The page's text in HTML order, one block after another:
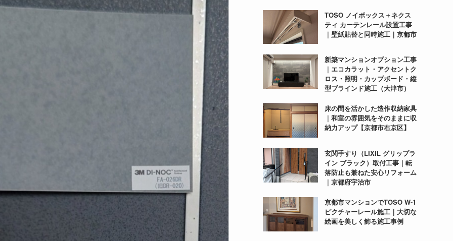
TOSO ノイボックス＋ネクス
ティ カーテンレール設置工事
｜壁紙貼替と同時施工｜京都市
新築マンションオプション工事
｜エコカラット・アクセントク
ロス・照明・カップボード・縦
型ブラインド施工（大津市）
床の間を活かした造作収納家具
｜和室の雰囲気をそのままに収
納力アップ【京都市右京区】
玄関手すり（LIXIL グリップラ
イン ブラック）取付工事｜転
落防止も兼ねた安心リフォーム
｜京都府宇治市
京都市マンションでTOSO W-1
ピクチャーレール施工｜大切な
絵画を美しく飾る施工事例